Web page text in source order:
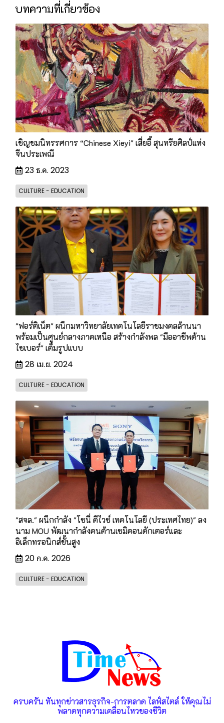
บทความที่เกี่ยวข้อง
เชิญชมนิทรรศการ “Chinese Xieyi" เสี่ยอี้ สุนทรียศิลป์แห่ง
จีนประเพณี
23 ธ.ค. 2023
CULTURE - EDUCATION
"ฟอร์ติเน็ต" ผนึกมหาวิทยาลัยเทคโนโลยีราชมงคลล้านนา
พร้อมเป็นศูนย์กลางภาคเหนือ สร้างกำลังพล "มืออาชีพด้าน
ไซเบอร์" เต็มรูปแบบ
28 เม.ย. 2024
CULTURE - EDUCATION
"สจล." ผนึกกำลัง "โซนี่ ดีไวซ์ เทคโนโลยี (ประเทศไทย)" ลง
นาม MOU พัฒนากำลังคนด้านเซมิคอนดักเตอร์และ
อิเล็กทรอนิกส์ขั้นสูง
20 ก.ค. 2026
CULTURE - EDUCATION
ครบครัน ทันทุกข่าวสารธุรกิจ-การตลาด ไลฟ์สไตล์ ให้คุณไม่
พลาดทุกความเคลื่อนไหวของชีวิต